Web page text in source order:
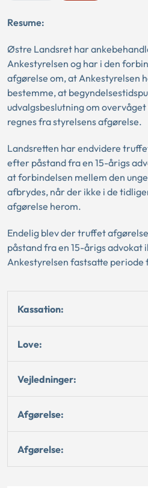
Resume:
Østre Landsret har
Ankestyrelsen og har i den
afgørelse om, at Ankestyrelsen
bestemme, at
udvalgsbeslutning om
regnes fra styrelsens afgørelse.
Landsretten har endvidere
efter påstand fra en 15-årigs
at forbindelsen mellem den
afbrydes, når der ikke i de
afgørelse herom.
Endelig blev der truffet
påstand fra en 15-årigs
Ankestyrelsen fastsatte
Kassation:
Love:
Vejledninger:
Afgørelse:
Afgørelse: